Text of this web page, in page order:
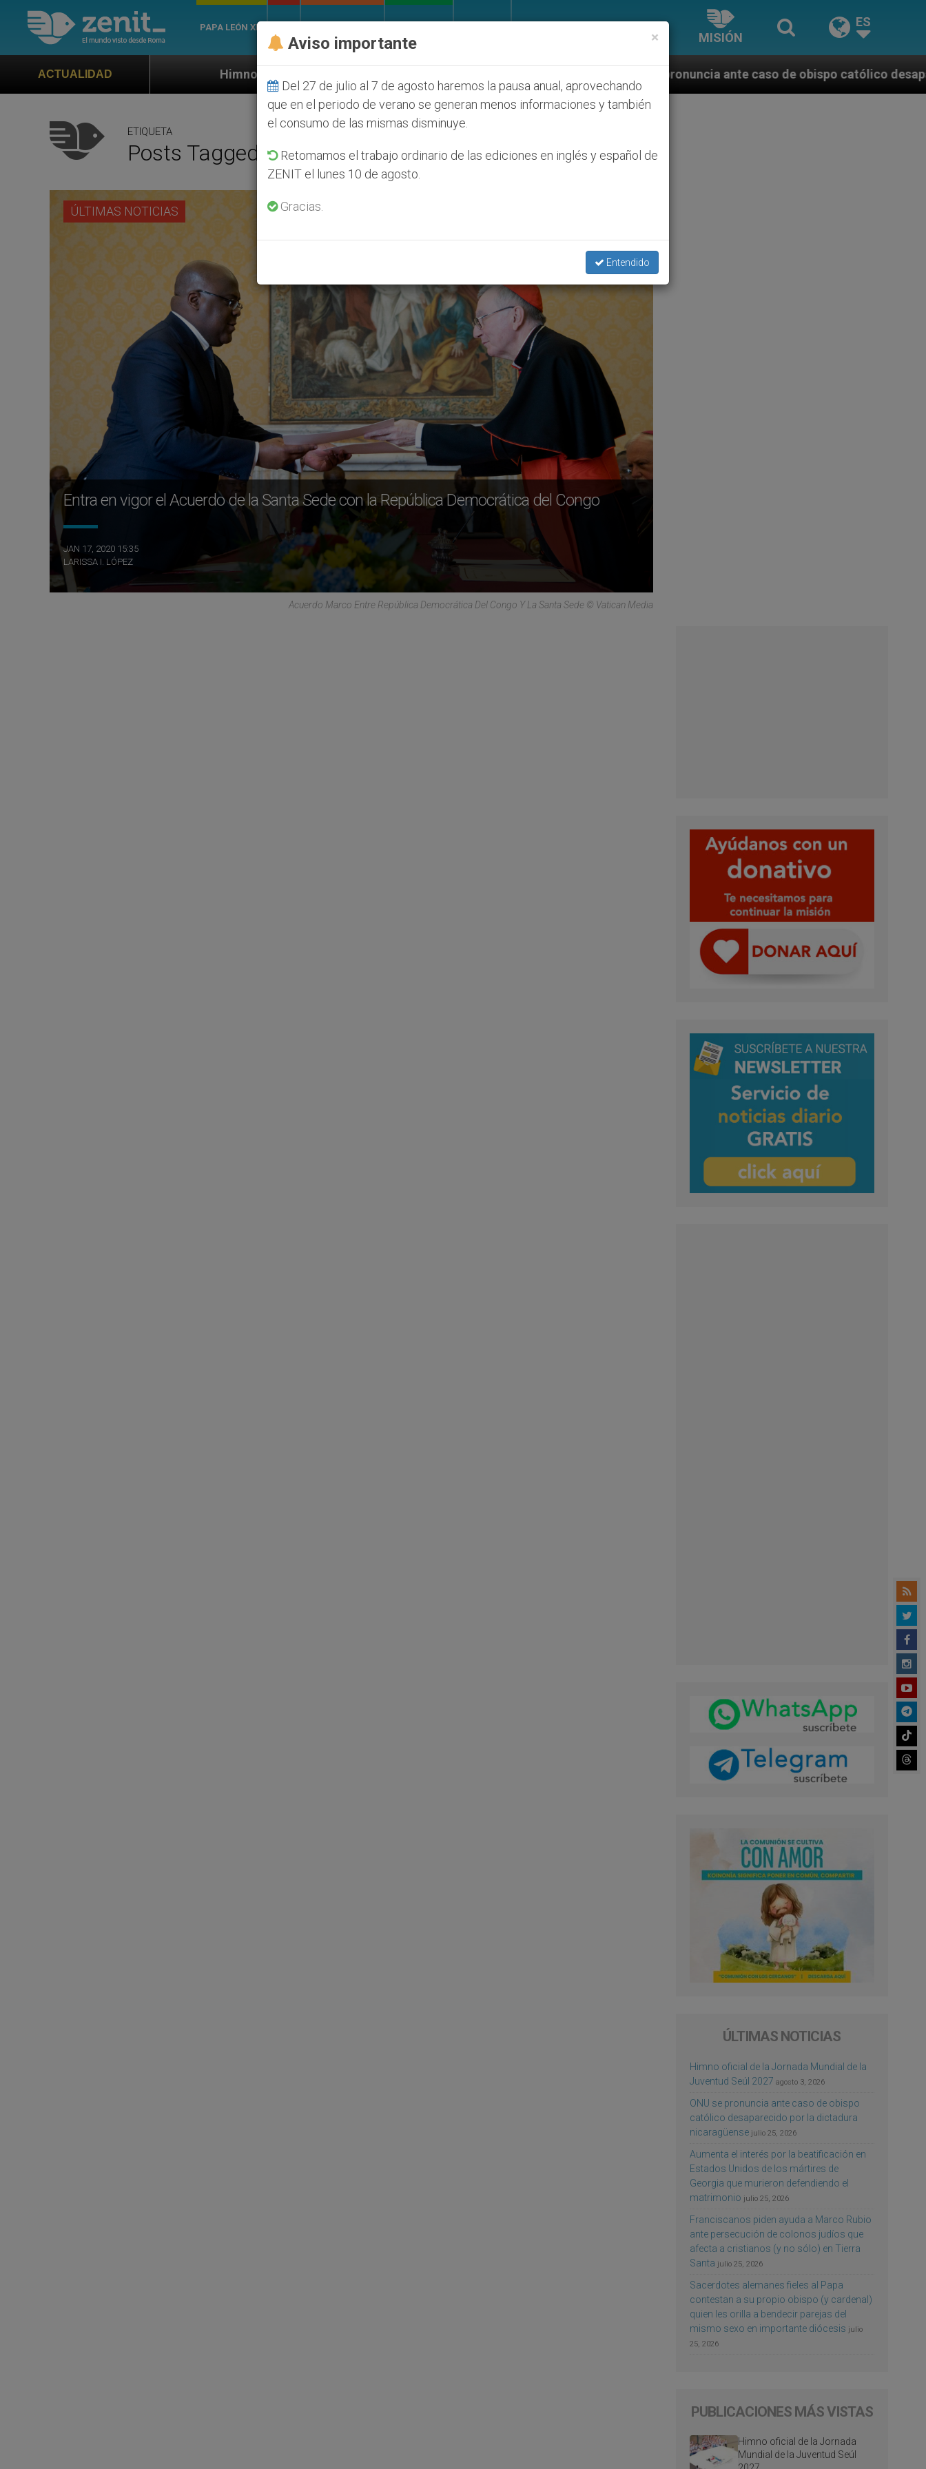
PAPA LEÓN XIV
MISIÓN
ES
ACTUALIDADHimno oficial de la Jornada Mundial de la Juventud Seúl 2027 ONU se pronuncia ante caso de obispo católico desaparecido por la dictadura
ETIQUETA
Posts Tagged ‘interés Común’
ÚLTIMAS NOTICIAS
Entra en vigor el Acuerdo de la Santa Sede con la República Democrática del Congo
JAN 17, 2020 15:35
LARISSA I. LÓPEZ
Acuerdo Marco Entre República Democrática Del Congo Y La Santa Sede © Vatican Media
ÚLTIMAS NOTICIAS
Himno oficial de la Jornada Mundial de la
Juventud Seúl 2027 agosto 3, 2026
ONU se pronuncia ante caso de obispo
católico desaparecido por la dictadura
nicaragüense julio 25, 2026
Aumenta el interés por la beatificación en
Estados Unidos de los mártires de
Georgia que murieron defendiendo el
matrimonio julio 25, 2026
Franciscanos piden ayuda a Marco Rubio
ante persecución de colonos judíos que
afecta a cristianos (y no sólo) en Tierra
Santa julio 25, 2026
Sacerdotes alemanes fieles al Papa
contestan a su propio obispo (y cardenal)
quien les orilla a bendecir parejas del
mismo sexo en importante diócesis julio
25, 2026
PUBLICACIONES MÁS VISTAS
Himno oficial de la Jornada
Mundial de la Juventud Seúl
×
Aviso importante
Del 27 de julio al 7 de agosto haremos la pausa anual, aprovechando
que en el periodo de verano se generan menos informaciones y también
el consumo de las mismas disminuye.
Retomamos el trabajo ordinario de las ediciones en inglés y español de
ZENIT el lunes 10 de agosto.
Gracias.
Entendido